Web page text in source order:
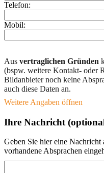
Telefon:
Mobil:
Aus vertraglichen Gründen
(bspw. weitere Kontakt- oder
Bildanbieter noch keine
auch diese Daten an.
Weitere Angaben öffnen
Ihre Nachricht
Geben Sie hier eine
vorhandene Absprachen